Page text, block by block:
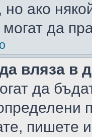
но ако
да
вляза в
да
пишете